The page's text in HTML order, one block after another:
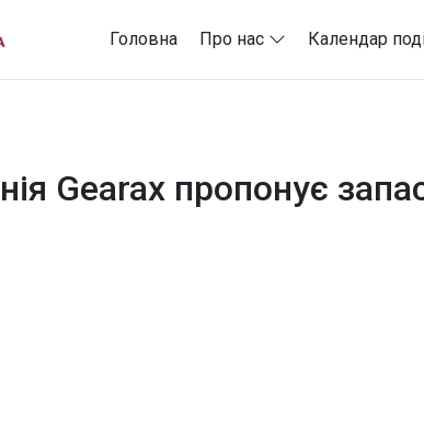
Головна Про нас Календар
Gearax пропонує